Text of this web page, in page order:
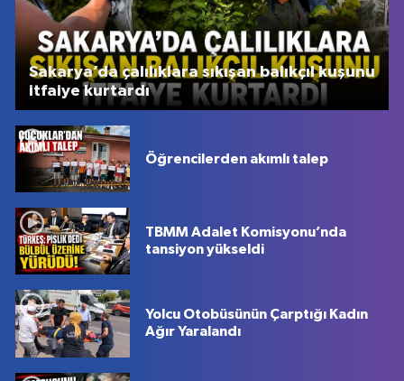
Sakarya’da çalılıklara sıkışan balıkçıl kuşunu
itfaiye kurtardı
Öğrencilerden akımlı talep
TBMM Adalet Komisyonu’nda
tansiyon yükseldi
Yolcu Otobüsünün Çarptığı Kadın
Ağır Yaralandı